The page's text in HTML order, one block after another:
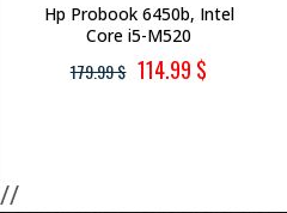
Hp Probook 6450b, Intel
Core i5-M520
179.99 $ 114.99 $
//